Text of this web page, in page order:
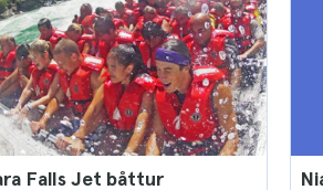
Falls Jet båttur